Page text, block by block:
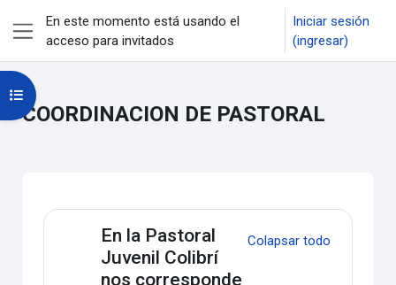
Pánel lateral
En este momento está usando el
acceso para invitados
Iniciar sesión
(ingresar)
COORDINACION DE PASTORAL
Abrir índice del curso
Descripción de la sección
En la Pastoral
Juvenil Colibrí
nos corresponde
Colapsar todo